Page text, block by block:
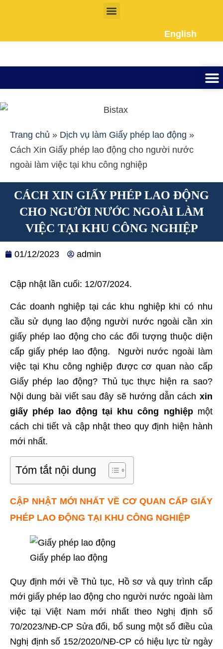
English
Trang chủ » Dịch vụ làm Giấy phép lao động »
Cách Xin Giấy phép lao động cho người nước
ngoài làm việc tại khu công nghiệp
CÁCH XIN GIẤY PHÉP LAO ĐỘNG
CHO NGƯỜI NƯỚC NGOÀI LÀM
VIỆC TẠI KHU CÔNG NGHIỆP
01/12/2023 admin
Cập nhật lần cuối: 12/07/2024.
Các doanh nghiệp tại các khu nghiệp khi có nhu
cầu sử dụng lao động người nước ngoài cần xin
giấy phép lao động cho các đối tượng thuộc diện
cấp giấy phép lao động. Người nước ngoài làm
việc tại Khu công nghiệp được cơ quan nào cấp
Giấy phép lao động? Thủ tục thực hiện ra sao?
Nội dung bài viết sau đây sẽ hướng dẫn cách xin
giấy phép lao động tại khu công nghiệpmột
cách chi tiết và cập nhật theo quy định hiện hành
mới nhất.
Tóm tắt nội dung
CẬP NHẬT MỚI NHẤT VỀ CƠ QUAN CẤP GIẤY
PHÉP LAO ĐỘNG TẠI KHU CÔNG NGHIỆP
Giấy phép lao động
Quy định mới về Thủ tục, Hồ sơ và quy trình cấp
mới giấy phép lao động cho người nước ngoài làm
việc tại Việt Nam mới nhất theo Nghị định số
70/2023/NĐ-CP Sửa đổi, bổ sung một số điều của
Nghị định số 152/2020/NĐ-CP có hiệu lực từ ngày